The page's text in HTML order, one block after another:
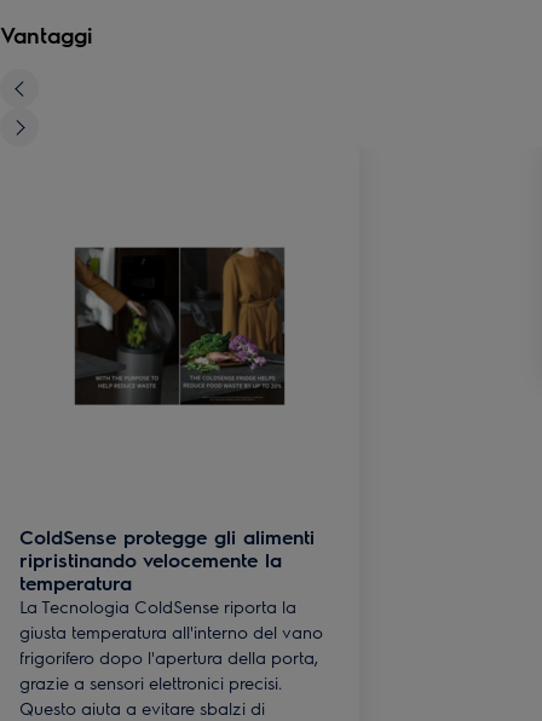
Vantaggi
ColdSense protegge gli alimenti
ripristinando velocemente la
temperatura
La Tecnologia ColdSense riporta la
giusta temperatura all'interno del vano
frigorifero dopo l'apertura della porta,
grazie a sensori elettronici precisi.
Questo aiuta a evitare sbalzi di